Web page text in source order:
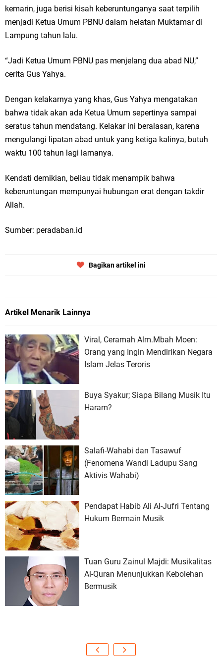
kemarin, juga berisi kisah keberuntunganya saat terpilih
menjadi Ketua Umum PBNU dalam helatan Muktamar di
Lampung tahun lalu.
“Jadi Ketua Umum PBNU pas menjelang dua abad NU,”
cerita Gus Yahya.
Dengan kelakarnya yang khas, Gus Yahya mengatakan
bahwa tidak akan ada Ketua Umum sepertinya sampai
seratus tahun mendatang. Kelakar ini beralasan, karena
mengulangi lipatan abad untuk yang ketiga kalinya, butuh
waktu 100 tahun lagi lamanya.
Kendati demikian, beliau tidak menampik bahwa
keberuntungan mempunyai hubungan erat dengan takdir
Allah.
Sumber: peradaban.id
Bagikan artikel ini
Artikel Menarik Lainnya
Viral, Ceramah Alm.Mbah Moen:
Orang yang Ingin Mendirikan Negara
Islam Jelas Teroris
Buya Syakur; Siapa Bilang Musik Itu
Haram?
Salafi-Wahabi dan Tasawuf
(Fenomena Wandi Ladupu Sang
Aktivis Wahabi)
Pendapat Habib Ali Al-Jufri Tentang
Hukum Bermain Musik
Tuan Guru Zainul Majdi: Musikalitas
Al-Quran Menunjukkan Kebolehan
Bermusik